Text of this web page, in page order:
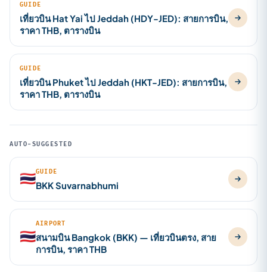
GUIDE
เที่ยวบิน Hat Yai ไป Jeddah (HDY-JED): สายการบิน,
ราคา THB, ตารางบิน
GUIDE
เที่ยวบิน Phuket ไป Jeddah (HKT-JED): สายการบิน,
ราคา THB, ตารางบิน
AUTO-SUGGESTED
🇹🇭GUIDE
BKK Suvarnabhumi
🇹🇭
AIRPORT
สนามบิน Bangkok (BKK) — เที่ยวบินตรง, สาย
การบิน, ราคา THB